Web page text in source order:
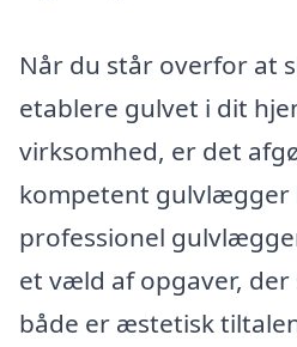
Når du står overfor at
etablere gulvet i dit
virksomhed, er det
kompetent gulvlægger
professionel
et væld af opgaver,
både er æstetisk